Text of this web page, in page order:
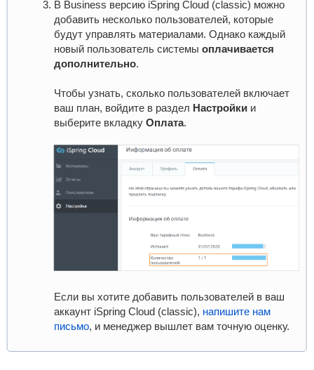
В Business версию iSpring Cloud (classic) можно
добавить несколько пользователей, которые
будут управлять материалами. Однако каждый
новый пользователь системы оплачивается
дополнительно.
Чтобы узнать, сколько пользователей включает
ваш план, войдите в раздел Настройкии
выберите вкладку Оплата.
Если вы хотите добавить пользователей в ваш
аккаунт iSpring Cloud (classic), напишите нам
письмо, и менеджер вышлет вам точную оценку.